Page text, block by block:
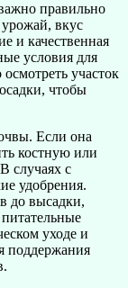
правильно
вкус
и качественная
условия для
участок
чтобы
Если она
костную или
случаях с
удобрения.
до высадки,
уходе и
поддержания